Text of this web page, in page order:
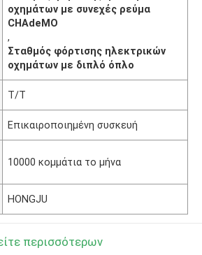
οχημάτων με συνεχές ρεύμα
CHAdeMO
,
Σταθμός φόρτισης ηλεκτρικών
οχημάτων με διπλό όπλο
Τ/Τ
Επικαιροποιημένη συσκευή
10000 κομμάτια το μήνα
HONGJU
περισσότερων